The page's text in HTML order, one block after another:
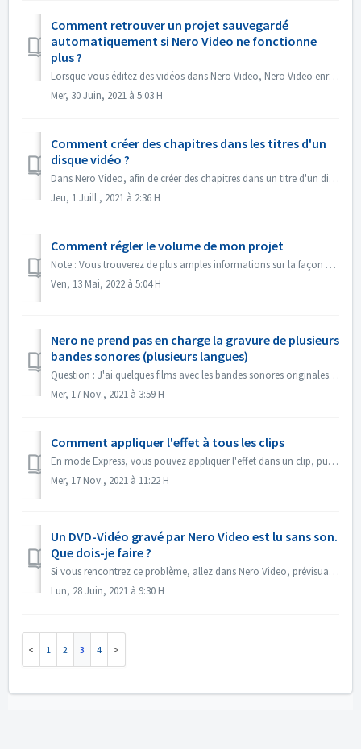
Comment retrouver un projet sauvegardé
automatiquement si Nero Video ne fonctionne
plus ?
Lorsque vous éditez des vidéos dans Nero Video, Nero Video enregistre automatiquement votre projet en arrière-plan. Si Nero Video s'arrête de foncti...
Mer, 30 Juin, 2021 à 5:03 H
Comment créer des chapitres dans les titres d'un
disque vidéo ?
Dans Nero Video, afin de créer des chapitres dans un titre d'un disque, 1. Dans l'écran Contenu, sélectionnez le titre. 2. Sous l'aperçu du titr...
Jeu, 1 Juill., 2021 à 2:36 H
Comment régler le volume de mon projet
Note : Vous trouverez de plus amples informations sur la façon de créer des diaporamas avec de la musique sous le lien suivant : Créer des diaporamas avec d...
Ven, 13 Mai, 2022 à 5:04 H
Nero ne prend pas en charge la gravure de plusieurs
bandes sonores (plusieurs langues)
Question : J'ai quelques films avec les bandes sonores originales en 2 langues incluses (allemand et anglais）. Mais je n'arrive pas à mettre la 2e p...
Mer, 17 Nov., 2021 à 3:59 H
Comment appliquer l'effet à tous les clips
En mode Express, vous pouvez appliquer l'effet dans un clip, puis ouvrir le "Contrôle d'effet Express", activer "Appliquer à tous les...
Mer, 17 Nov., 2021 à 11:22 H
Un DVD-Vidéo gravé par Nero Video est lu sans son.
Que dois-je faire ?
Si vous rencontrez ce problème, allez dans Nero Video, prévisualisez votre projet source. Assurez-vous que le son est correct avant la gravure. S'il n&#...
Lun, 28 Juin, 2021 à 9:30 H
1 2 3 4